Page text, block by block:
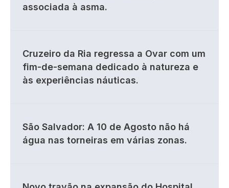
associada à asma.
Cruzeiro da Ria regressa a Ovar com um
fim-de-semana dedicado à natureza e
às experiências náuticas.
São Salvador: A 10 de Agosto não há
água nas torneiras em várias zonas.